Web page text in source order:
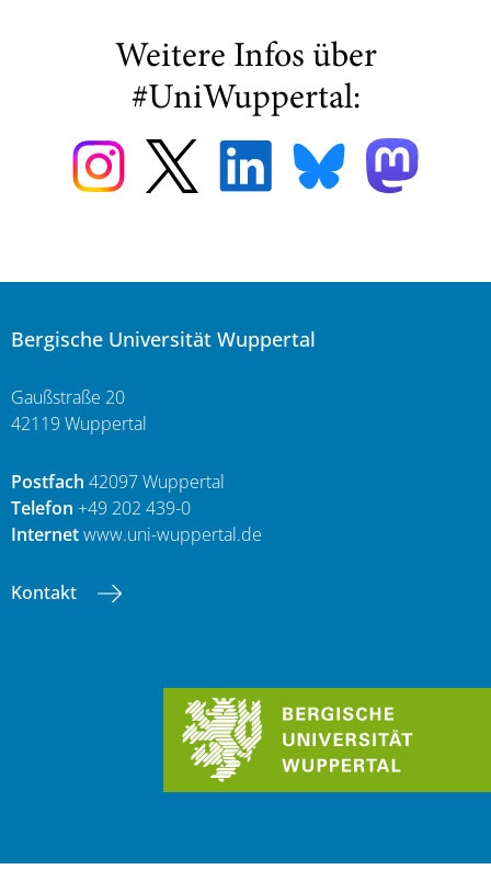
Weitere Infos über
#UniWuppertal:
Bergische Universität Wuppertal
Gaußstraße 20
42119 Wuppertal
Postfach 42097 Wuppertal
Telefon +49 202 439-0
Internetwww.uni-wuppertal.de
Kontakt